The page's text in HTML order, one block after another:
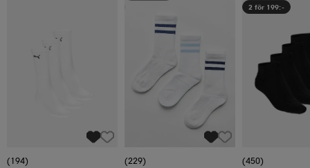
(194)
(229)
2 för 199:-
(450)